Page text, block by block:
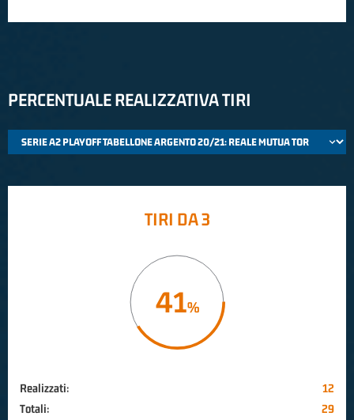
PERCENTUALE REALIZZATIVA TIRI
TIRI DA 3
41
Realizzati:
12
Totali:
29